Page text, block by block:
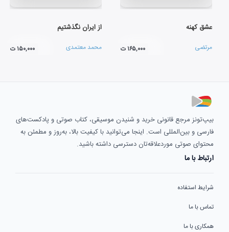
عشق کهنه
مرتضی ۱۶۵,۰۰۰ ت
از ایران نگذشتیم
محمد معتمدی ۱۵۰,۰۰۰ ت
بیپ‌تونز مرجع قانونی خرید و شنیدن موسیقی، کتاب صوتی و پادکست‌های
فارسی و بین‌المللی است. اینجا می‌توانید با کیفیت بالا، به‌روز و مطمئن به
محتوای صوتی موردعلاقه‌تان دسترسی داشته باشید.
ارتباط با ما
شرایط استفاده
تماس با ما
همکاری با ما